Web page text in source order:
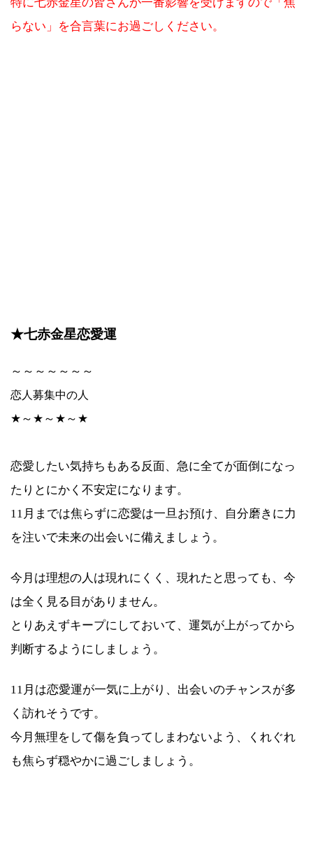
らない」を合言葉にお過ごしください。
★七赤金星恋愛運
～～～～～～～
恋人募集中の人
★～★～★～★
恋愛したい気持ちもある反面、急に全てが面倒になっ
たりとにかく不安定になります。
11月までは焦らずに恋愛は一旦お預け、自分磨きに力
を注いで未来の出会いに備えましょう。
今月は理想の人は現れにくく、現れたと思っても、今
は全く見る目がありません。
とりあえずキープにしておいて、運気が上がってから
判断するようにしましょう。
11月は恋愛運が一気に上がり、出会いのチャンスが多
く訪れそうです。
今月無理をして傷を負ってしまわないよう、くれぐれ
も焦らず穏やかに過ごしましょう。